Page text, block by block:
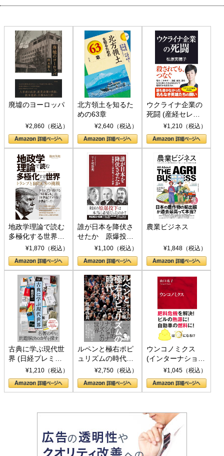
廃墟のヨーロッパ
¥2,860（税込）
北方領土を知るた
めの63章
¥2,640（税込）
ウクライナ企業の
死闘 (産経セレク
ト S 039)¥1,210（税込）
地政学理論で読む
多極化する世界：
トランプとBRICS
の挑戦
¥1,870（税込）
誰が日本を降伏さ
せたか 原爆投
下、ソ連参戦、そ
して聖断 (PHP新
書)
¥1,100（税込）
農業ビジネス
¥1,848（税込）
古典に学ぶ現代世
界 (日経プレミア
シリーズ)¥1,210（税込）
ルペンと極右ポピ
ュリズムの時代：
〈ヤヌス〉の二つ
の顔
¥2,750（税込）
ウンコノミクス
(インターナショナ
ル新書)¥1,045（税込）